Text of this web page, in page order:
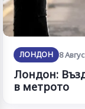
ЛОНДОН 8
Лондон:
в метрото